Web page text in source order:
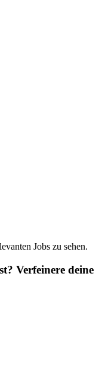
Jobs zu sehen.
Verfeinere deine